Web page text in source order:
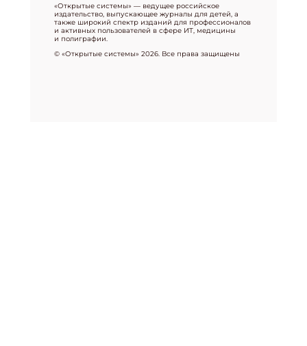
«Открытые системы» — ведущее российское
издательство, выпускающее журналы для детей, а
также широкий спектр изданий для профессионалов
и активных пользователей в сфере ИТ, медицины
и полиграфии.
© «Открытые системы» 2026. Все права защищены